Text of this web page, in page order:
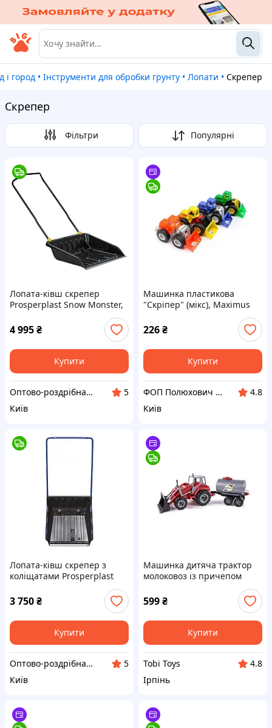
і город • Інструменти для обробки грунту • Лопати • Скрепер
Скрепер
Фільтри Популярні
Лопата-ківш скрепер
Prosperplast Snow Monster,
74,5х135 см, ковш пластик,
ручка метал
4 995₴
Купити
Оптово-роздрібна компанія "Тайм Еко"
5
Київ
Машинка пластикова
"Скріпер" (мікс), Maximus
226₴
Купити
ФОП Полюхович Л.Г.
4.8
Київ
Лопата-ківш скрепер з
коліщатами Prosperplast
Arctic L Eco, 67х150 см, ковш
пластик, ручка метал
3 750₴
Купити
Оптово-роздрібна компанія "Тайм Еко"
5
Київ
Машинка дитяча трактор
молоковоз із причепом
Екскаватор Трактор
Скрепер"
599₴
Купити
Tobi Toys
4.8
Ірпінь